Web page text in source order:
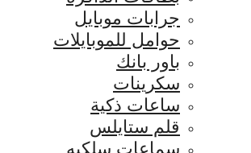
جرابات موبايل
حوامل للموبايلات
باور بانك
سكرينات
ساعات ذكية
قلم ستايلس
سماعات سلكيه